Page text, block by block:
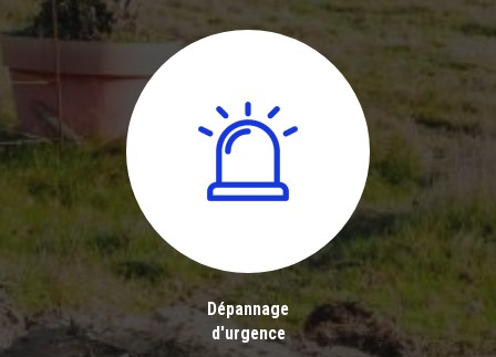
Dépannage
d'urgence